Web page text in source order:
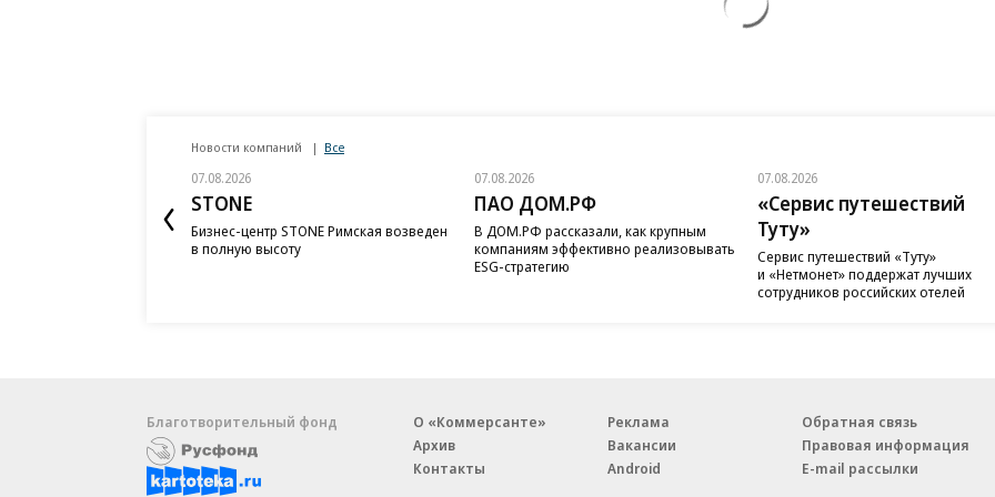
Новости компаний Все
07.08.2026
STONE
Бизнес-центр STONE Римская возведен
в полную высоту
07.08.2026
ПАО ДОМ.РФ
В ДОМ.РФ рассказали, как крупным
компаниям эффективно реализовывать
ESG-стратегию
07.08.2026
«Сервис путешествий
Туту»
Сервис путешествий «Туту»
и «Нетмонет» поддержат лучших
сотрудников российских отелей
Благотворительный фонд
О «Коммерсанте»
Архив
Контакты
Реклама
Вакансии
Android
Обратная связь
Правовая информация
E-mail рассылки